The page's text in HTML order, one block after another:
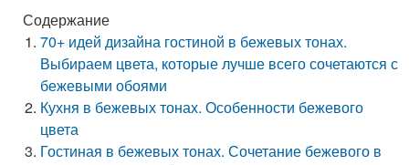
Содержание
70+ идей дизайна гостиной в бежевых тонах.
Выбираем цвета, которые лучше всего сочетаются с
бежевыми обоями
Кухня в бежевых тонах. Особенности бежевого
цвета
Гостиная в бежевых тонах. Сочетание бежевого в